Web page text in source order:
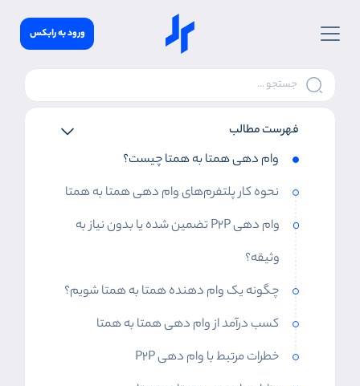
ورود به رابکس
فهرست مطالب
وام دهی همتا به همتا چیست؟
نحوه کار پلتفرم‌های وام دهی همتا به همتا
وام دهی P2P تضمین شده یا بدون نیاز به
وثیقه؟
چگونه یک وام دهنده همتا به همتا شویم؟
کسب درآمد از وام دهی همتا به همتا
خطرات مرتبط با وام دهی P2P